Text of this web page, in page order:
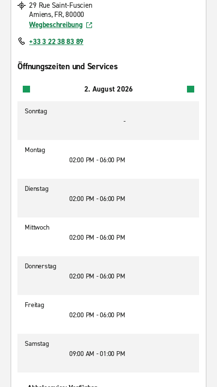
29 Rue Saint-Fuscien
Amiens, FR, 80000
Wegbeschreibung
+33 3 22 38 83 89
Öffnungszeiten und Services
2. August 2026
Sonntag
-
Montag
02:00 PM - 06:00 PM
Dienstag
02:00 PM - 06:00 PM
Mittwoch
02:00 PM - 06:00 PM
Donnerstag
02:00 PM - 06:00 PM
Freitag
02:00 PM - 06:00 PM
Samstag
09:00 AM - 01:00 PM